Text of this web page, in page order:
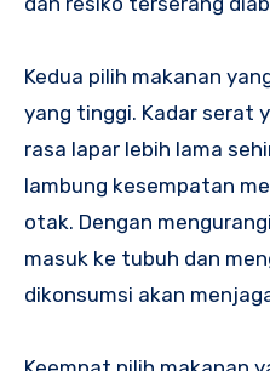
Kedua pilih makanan
yang tinggi. Kadar serat
rasa lapar lebih lama
lambung kesempatan
otak. Dengan
masuk ke tubuh dan
dikonsumsi akan